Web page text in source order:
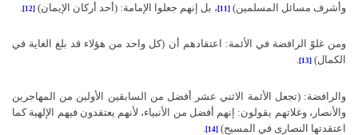
وأشرف مسائل المسلمين) [11] ، بل إنهم جعلوا الإمامة: (أحد أركان الإيمان) [12]
ومن غلوّ الرافضة في الأئمة: اعتقادهم أن (كل واحد من هؤلاء قد بلغ الغاية في
الكمال) [13]
.
والرافضة: (تجعل الأئمة الاثني عشر أفضل من السابقين الأولين من المهاجرين
والأنصار، وغلاتهم يقولون: إنهم أفضل من الأنبياء، لأنهم يعتقدون فيهم الإلهية كما
اعتقدتها النصارى في المسيح) [14]